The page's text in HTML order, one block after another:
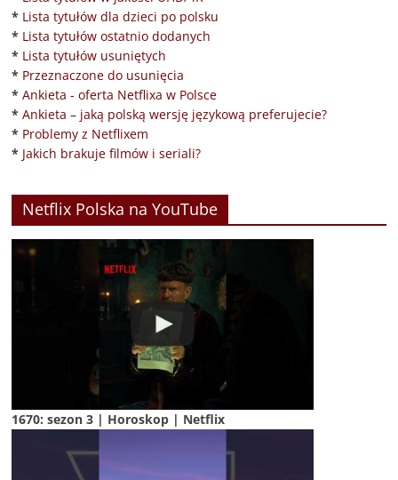
* Lista tytułów dla dzieci po polsku
* Lista tytułów ostatnio dodanych
* Lista tytułów usuniętych
* Przeznaczone do usunięcia
* Ankieta - oferta Netflixa w Polsce
* Ankieta – jaką polską wersję językową preferujecie?
* Problemy z Netflixem
* Jakich brakuje filmów i seriali?
Netflix Polska na YouTube
1670: sezon 3 | Horoskop | Netflix